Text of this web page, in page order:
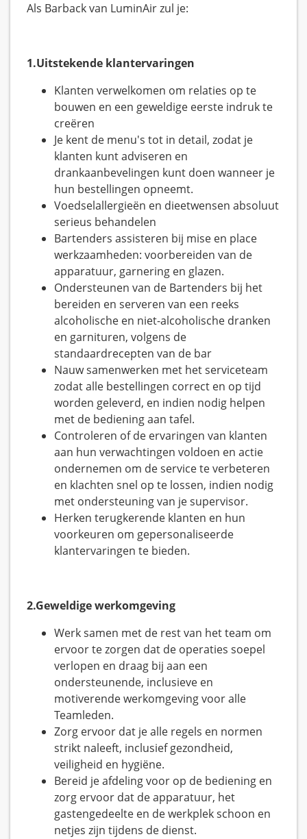
Als Barback van LuminAir zul je:
1.Uitstekende klantervaringen
Klanten verwelkomen om relaties op te
bouwen en een geweldige eerste indruk te
creëren
Je kent de menu's tot in detail, zodat je
klanten kunt adviseren en
drankaanbevelingen kunt doen wanneer je
hun bestellingen opneemt.
Voedselallergieën en dieetwensen absoluut
serieus behandelen
Bartenders assisteren bij mise en place
werkzaamheden: voorbereiden van de
apparatuur, garnering en glazen.
Ondersteunen van de Bartenders bij het
bereiden en serveren van een reeks
alcoholische en niet-alcoholische dranken
en garnituren, volgens de
standaardrecepten van de bar
Nauw samenwerken met het serviceteam
zodat alle bestellingen correct en op tijd
worden geleverd, en indien nodig helpen
met de bediening aan tafel.
Controleren of de ervaringen van klanten
aan hun verwachtingen voldoen en actie
ondernemen om de service te verbeteren
en klachten snel op te lossen, indien nodig
met ondersteuning van je supervisor.
Herken terugkerende klanten en hun
voorkeuren om gepersonaliseerde
klantervaringen te bieden.
2.Geweldige werkomgeving
Werk samen met de rest van het team om
ervoor te zorgen dat de operaties soepel
verlopen en draag bij aan een
ondersteunende, inclusieve en
motiverende werkomgeving voor alle
Teamleden.
Zorg ervoor dat je alle regels en normen
strikt naleeft, inclusief gezondheid,
veiligheid en hygiëne.
Bereid je afdeling voor op de bediening en
zorg ervoor dat de apparatuur, het
gastengedeelte en de werkplek schoon en
netjes zijn tijdens de dienst.